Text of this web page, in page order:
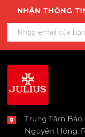
NHẬN THÔNG
Trung Tâm Bảo
Nguyên Hồng,